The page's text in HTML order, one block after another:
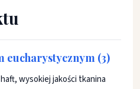
eucharystycznym (3)
wysokiej jakości tkanina